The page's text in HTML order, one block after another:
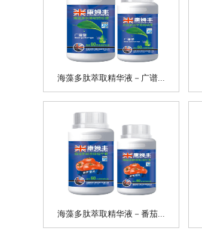
海藻多肽萃取精华液－广谱...
海藻多肽萃取精华液－番茄...